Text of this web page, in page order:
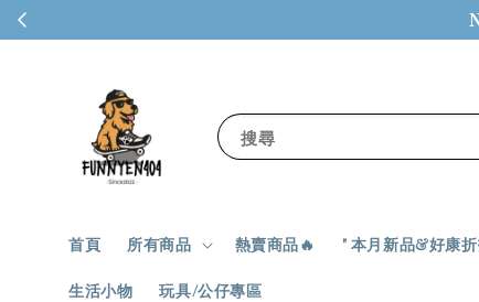
搜尋
首頁 所有商品 熱賣商品🔥 " 本月新品&好康折
生活小物 玩具/公仔專區